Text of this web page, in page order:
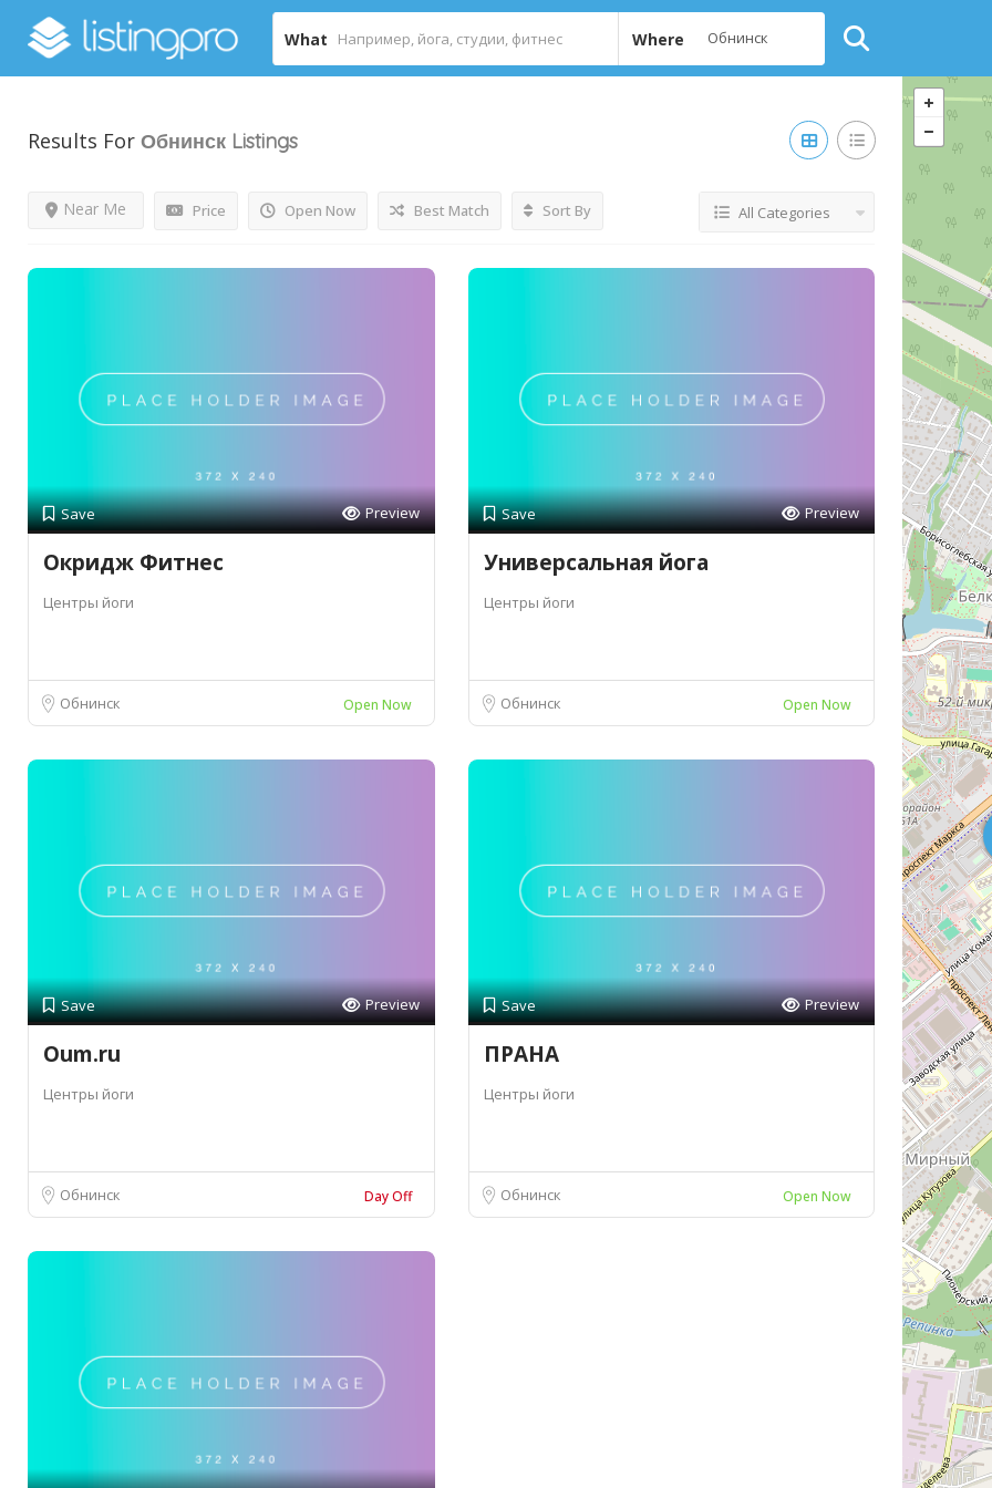
What Where
Results For Обнинск Listings
Price Open Now
Near Me Best Match Sort By All Categories
Save Preview
Окридж Фитнес
Центры йоги
Обнинск Open Now
Save Preview
Универсальная йога
Центры йоги
Обнинск Open Now
Save Preview
Oum.ru
Центры йоги
Обнинск Day Off
Save Preview
ПРАНА
Центры йоги
Обнинск Open Now